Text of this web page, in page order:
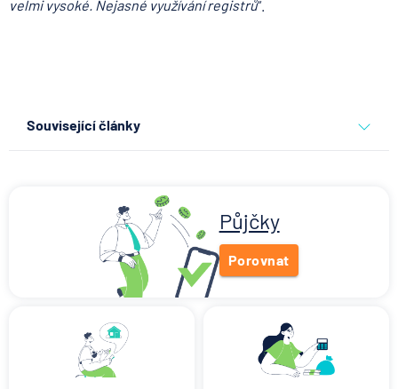
velmi vysoké. Nejasné využívání registrů“.
Související články
7.8.2026
ČNB ponechala úroky,
klíčový je ale výhled inflace
Hypotéka
Půjčky
Porovnat